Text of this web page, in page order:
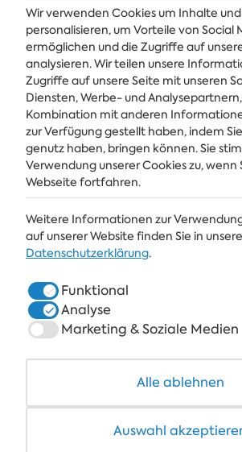
29 07 2026
„A Million Dreams“
Holen Sie sich die neuesten Nachrichten und
Posteingang
ALBENA
SPA & GESUNDHEIT
RESTAURANTS & BARS
COWORKING
Wir verwenden Cookies um Inhalte
personalisieren, um Vorteile von Social
ermöglichen und die Zugriffe auf
analysieren. Wir teilen unsere
Zugriffe auf unsere Seite mit unseren
Diensten, Werbe- und
Kombination mit anderen
zur Verfügung gestellt haben, indem
genutz haben, bringen können. Sie
Verwendung unserer Cookies zu, wenn
Webseite fortfahren.
Weitere Informationen zur
auf unserer Website finden Sie in
Datenschutzerklärung.
Funktional
Analyse
Marketing & Soziale Medien
Alle ablehnen
Auswahl